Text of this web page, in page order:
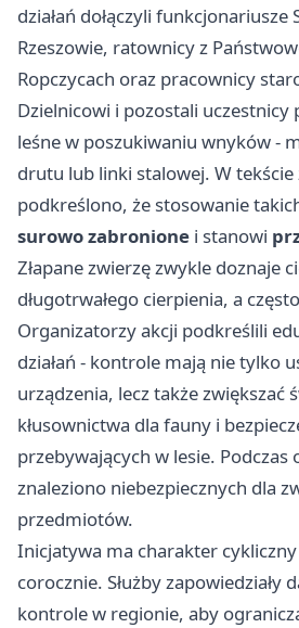
działań dołączyli funkcjonariusze
Rzeszowie, ratownicy z
Ropczycach oraz pracownicy
Dzielnicowi i pozostali uczestnicy
leśne w poszukiwaniu wnyków -
drutu lub linki stalowej. W tekście
podkreślono, że stosowanie
surowo zabronione i stanowi
Złapane zwierzę zwykle doznaje
długotrwałego cierpienia, a
Organizatorzy akcji podkreślili
działań - kontrole mają nie tylko
urządzenia, lecz także zwiększać
kłusownictwa dla fauny i
przebywających w lesie. Podczas
znaleziono niebezpiecznych dla
przedmiotów.
Inicjatywa ma charakter
corocznie. Służby zapowiedziały
kontrole w regionie, aby